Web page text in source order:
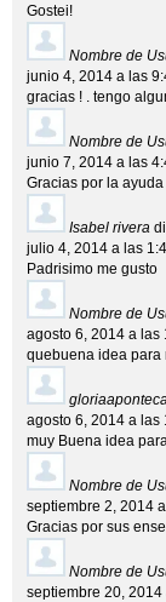
Gostei!
Nombre de
junio 4, 2014 a las
gracias ! . tengo
Nombre de
junio 7, 2014 a las
Gracias por la ayuda
Isabel rivera
julio 4, 2014 a las
Padrisimo me gusto
Nombre de
agosto 6, 2014 a las
quebuena idea para
agosto 6, 2014 a las
muy Buena idea
Nombre de
septiembre 2, 2014
Gracias por sus
Nombre de
septiembre 20,